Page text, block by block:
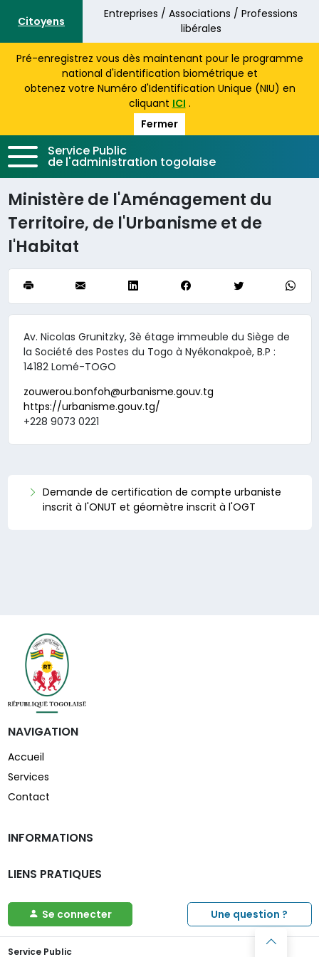
Aller au contenu principal
Citoyens
Entreprises / Associations / Professions
libérales
Pré-enregistrez vous dès maintenant pour le programme
national d'identification biométrique et
obtenez votre Numéro d'Identification Unique (NIU) en
cliquant ICI .
Fermer
Service Public
de l'administration togolaise
Ministère de l'Aménagement du
Territoire, de l'Urbanisme et de
l'Habitat
Av. Nicolas Grunitzky, 3è étage immeuble du Siège de
la Société des Postes du Togo à Nyékonakpoè, B.P :
14182 Lomé-TOGO
zouwerou.bonfoh@urbanisme.gouv.tg
https://urbanisme.gouv.tg/
+228 9073 0221
Demande de certification de compte urbaniste
inscrit à l'ONUT et géomètre inscrit à l'OGT
NAVIGATION
Accueil
Services
Contact
INFORMATIONS
LIENS PRATIQUES
Se connecter Une question ?
Service Public